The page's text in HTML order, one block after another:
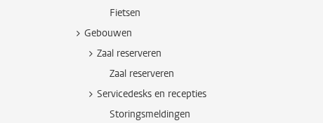
Fietsen
Gebouwen
Zaal reserveren
Zaal reserveren
Servicedesks en recepties
Storingsmeldingen